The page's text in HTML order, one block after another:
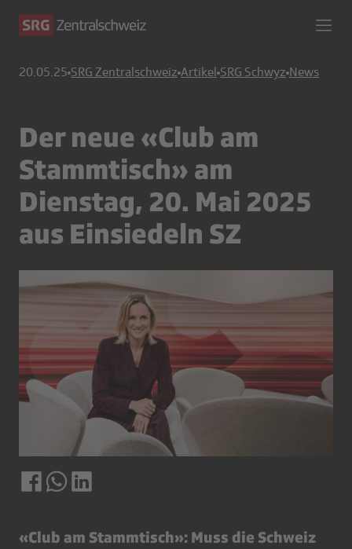
20.05.25 SRG Zentralschweiz Artikel SRG Schwyz News
Der neue «Club am
Stammtisch» am
Dienstag, 20. Mai 2025
aus Einsiedeln SZ
«Club am Stammtisch»: Muss die Schweiz